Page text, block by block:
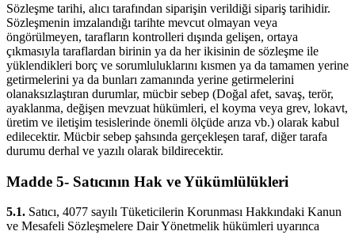
Sözleşme tarihi, alıcı tarafından siparişin verildiği sipariş tarihidir.
Sözleşmenin imzalandığı tarihte mevcut olmayan veya
öngörülmeyen, tarafların kontrolleri dışında gelişen, ortaya
çıkmasıyla taraflardan birinin ya da her ikisinin de sözleşme ile
yüklendikleri borç ve sorumluluklarını kısmen ya da tamamen yerine
getirmelerini ya da bunları zamanında yerine getirmelerini
olanaksızlaştıran durumlar, mücbir sebep (Doğal afet, savaş, terör,
ayaklanma, değişen mevzuat hükümleri, el koyma veya grev, lokavt,
üretim ve iletişim tesislerinde önemli ölçüde arıza vb.) olarak kabul
edilecektir. Mücbir sebep şahsında gerçekleşen taraf, diğer tarafa
durumu derhal ve yazılı olarak bildirecektir.
Madde 5- Satıcının Hak ve Yükümlülükleri
5.1. Satıcı, 4077 sayılı Tüketicilerin Korunması Hakkındaki Kanun
ve Mesafeli Sözleşmelere Dair Yönetmelik hükümleri uyarınca